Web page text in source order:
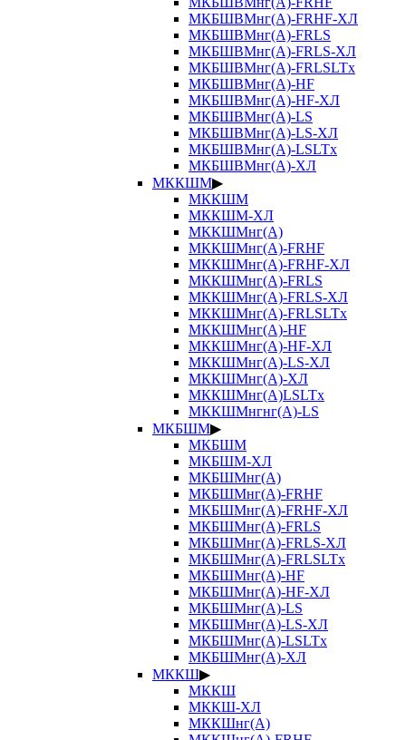
МКБШВМнг(А)-FRHF-ХЛ
МКБШВМнг(А)-FRLS
МКБШВМнг(А)-FRLS-ХЛ
МКБШВМнг(А)-FRLSLTx
МКБШВМнг(А)-HF
МКБШВМнг(А)-HF-ХЛ
МКБШВМнг(А)-LS
МКБШВМнг(А)-LS-ХЛ
МКБШВМнг(А)-LSLTx
МКБШВМнг(А)-ХЛ
МККШМ▶
МККШМ
МККШМ-ХЛ
МККШМнг(А)
МККШМнг(А)-FRHF
МККШМнг(А)-FRHF-ХЛ
МККШМнг(А)-FRLS
МККШМнг(А)-FRLS-ХЛ
МККШМнг(А)-FRLSLTx
МККШМнг(А)-HF
МККШМнг(А)-HF-ХЛ
МККШМнг(А)-LS-ХЛ
МККШМнг(А)-ХЛ
МККШМнг(А)LSLTx
МККШМнгнг(А)-LS
МКБШМ▶
МКБШМ
МКБШМ-ХЛ
МКБШМнг(А)
МКБШМнг(А)-FRHF
МКБШМнг(А)-FRHF-ХЛ
МКБШМнг(А)-FRLS
МКБШМнг(А)-FRLS-ХЛ
МКБШМнг(А)-FRLSLTx
МКБШМнг(А)-HF
МКБШМнг(А)-HF-ХЛ
МКБШМнг(А)-LS
МКБШМнг(А)-LS-ХЛ
МКБШМнг(А)-LSLTx
МКБШМнг(А)-ХЛ
МККШ▶
МККШ
МККШ-ХЛ
МККШнг(А)